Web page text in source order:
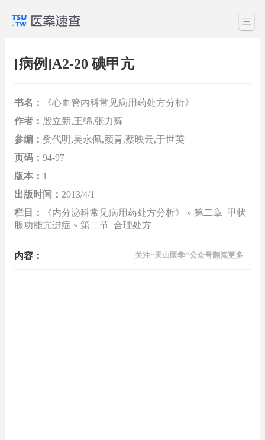
三
[病例]A2-20 碘甲亢
书名：
《心血管内科常见病用药处方分析》
作者： 殷立新,王绵,张力辉
参编： 樊代明,吴永佩,颜青,蔡映云,于世英
页码： 94-97
版本： 1
出版时间： 2013/4/1
栏目：
《内分泌科常见病用药处方分析》 » 第二章 甲状
腺功能亢进症 » 第二节 合理处方
内容： 关注“天山医学”公众号翻阅更多